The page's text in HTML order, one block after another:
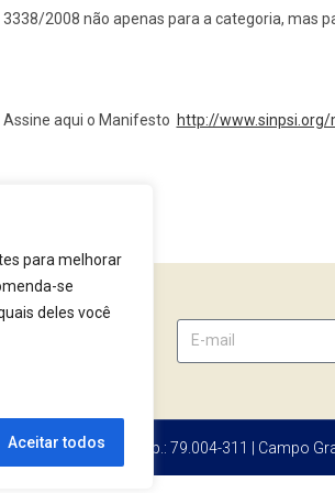
para melhorar
se
deles você
Aceitar todos
3338/2008 não apenas para a categoria, mas
Assine aqui o Manifesto http://
da Costa, 2044 | Cep.: 79.004-311 | Campo